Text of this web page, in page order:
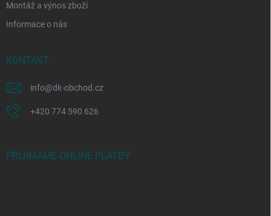
Montáž a výnos zboží
Informace o nás
KONTAKT
info@dk-obchod.cz
+420 774 590 626
PŘIJÍMÁME ONLINE PLATBY